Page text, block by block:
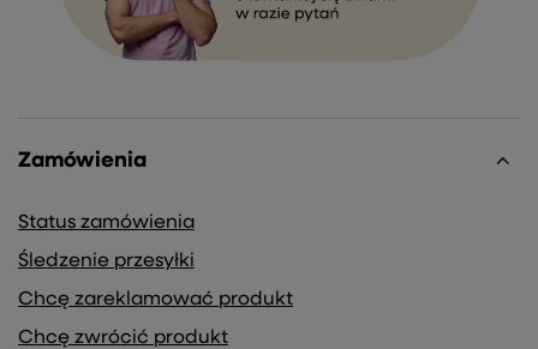
Zamówienia
Status zamówienia
Śledzenie przesyłki
Chcę zareklamować produkt
Chcę zwrócić produkt